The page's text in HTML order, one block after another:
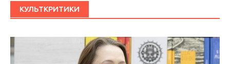
КУЛЬТКРИТИКИ